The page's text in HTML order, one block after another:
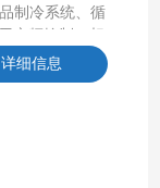
制冷系统、循
变频控制，相
产品节约能耗
噪⾳降低5分
详细信息